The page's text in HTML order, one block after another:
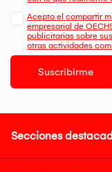
Acepto el compartir
empresarial de
publicitarias sobre
otras actividades
Suscribirme
Secciones